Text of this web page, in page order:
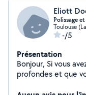
Eliott
Polissage
Toulouse
-/5
Présentation
Bonjour, Si vous
profondes et que